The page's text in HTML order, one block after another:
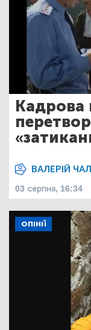
Кадрова
ВАЛЕРІЙ
03 серпня, 16:34
ОПІНІЇ